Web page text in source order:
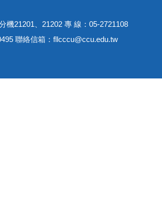
機21201、21202 專 線：05-2721108
聯絡信箱：fllcccu@ccu.edu.tw